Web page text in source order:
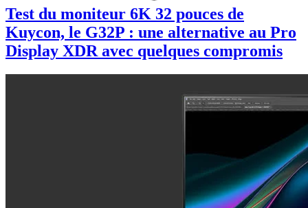
Test du moniteur 6K 32 pouces de
Kuycon, le G32P : une alternative au Pro
Display XDR avec quelques compromis